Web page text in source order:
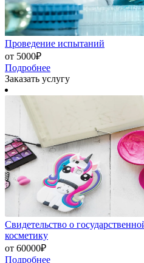
Проведение испытаний
от 5000₽
Подробнее
Заказать услугу
Свидетельство о
косметику
от 60000₽
Подробнее